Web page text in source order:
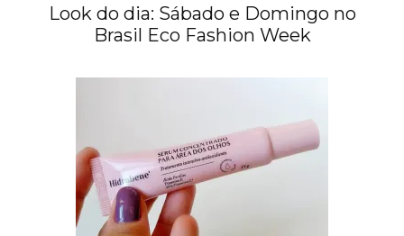
Look do dia: Sábado e Domingo no
Brasil Eco Fashion Week